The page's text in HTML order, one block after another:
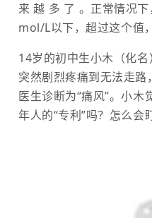
来越多了 。正常情况
mol/L以下，超过这个值
14岁的初中生小木（化
突然剧烈疼痛到无法走
医生诊断为“痛风”。小木
年人的“专利”吗？怎么会